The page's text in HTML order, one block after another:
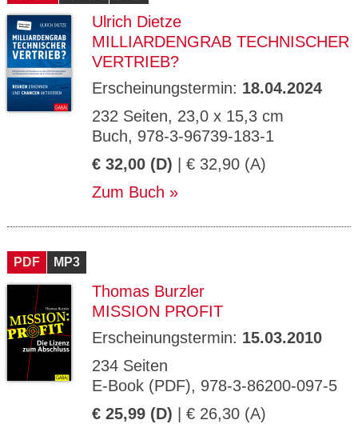
Ulrich Dietze
MILLIARDENGRAB TECHNISCHER
VERTRIEB?
Erscheinungstermin: 18.04.2024
232 Seiten, 23,0 x 15,3 cm
Buch, 978-3-96739-183-1
€ 32,00 (D) | € 32,90 (A)
Zum Buch
PDF MP3
Thomas Burzler
MISSION PROFIT
Erscheinungstermin: 15.03.2010
234 Seiten
E-Book (PDF), 978-3-86200-097-5
€ 25,99 (D) | € 26,30 (A)